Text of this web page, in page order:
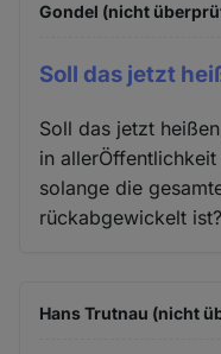
Gondel (nicht
Soll das jetzt
Soll das jetzt
in
solange die
rückabgewickelt ist?
Hans Trutnau (nicht